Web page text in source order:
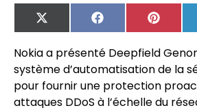
X
(Twitter)
Facebook
Nokia a présenté Deepfield
système d’automatisation de la
pour fournir une protection
attaques DDoS à l’échelle du